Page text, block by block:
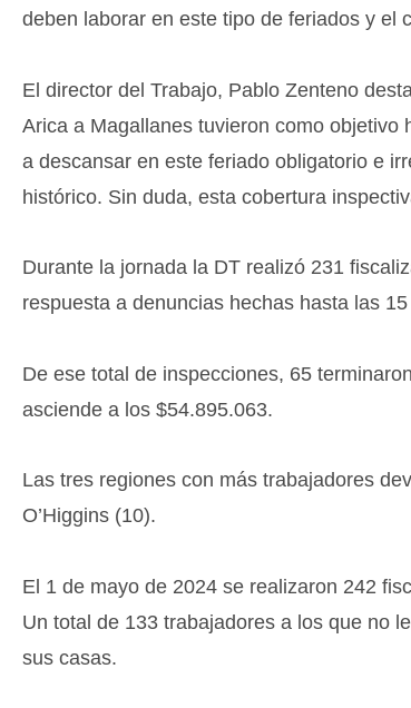
deben laborar en este tipo de feriados y el
El director del Trabajo, Pablo Zenteno
Arica a Magallanes tuvieron como
a descansar en este feriado obligatorio e
histórico. Sin duda, esta cobertura
Durante la jornada la DT realizó 231
respuesta a denuncias hechas hasta las
De ese total de inspecciones, 65
asciende a los $54.895.063.
Las tres regiones con más trabajadores
O’Higgins (10).
El 1 de mayo de 2024 se realizaron 242
Un total de 133 trabajadores a los que no
sus casas.